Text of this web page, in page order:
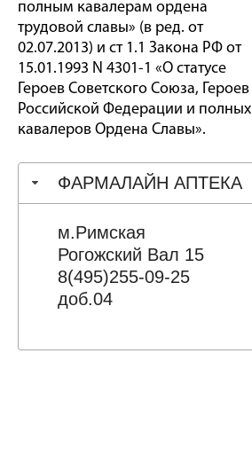
полным кавалерам ордена
трудовой славы» (в ред. от
02.07.2013) и ст 1.1 Закона РФ от
15.01.1993 N 4301-1 «О статусе
Героев Советского Союза, Героев
Российской Федерации и полных
кавалеров Ордена Славы».
ФАРМАЛАЙН АПТЕКА
м.Римская
Рогожский Вал 15
8(495)255-09-25
доб.04